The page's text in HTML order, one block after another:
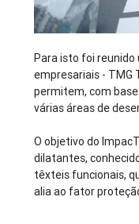
Para isto foi
empresariais - TMG
permitem, com
várias áreas de
O objetivo do
dilatantes,
têxteis funcionais,
alia ao fator